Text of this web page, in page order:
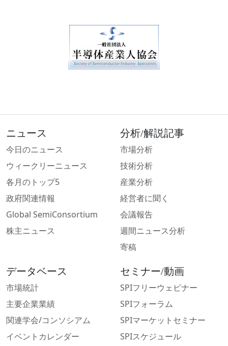
ニュース
今日のニュース
ウィークリーニュース
各月のトップ5
政府関連情報
Global SemiConsortium
株主ニュース
分析/解説記事
市場分析
技術分析
産業分析
経営者に聞く
会議報告
週間ニュース分析
寄稿
データベース
市場統計
主要企業業績
関連学会/コンソシアム
イベントカレンダー
セミナー/動画
SPIフリーウェビナー
SPIフォーラム
SPIマーケットセミナー
SPIスケジュール